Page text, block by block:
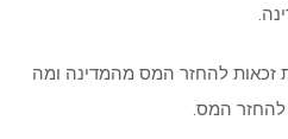
להחזר המס מהמדינה ומה
להחזר המס.